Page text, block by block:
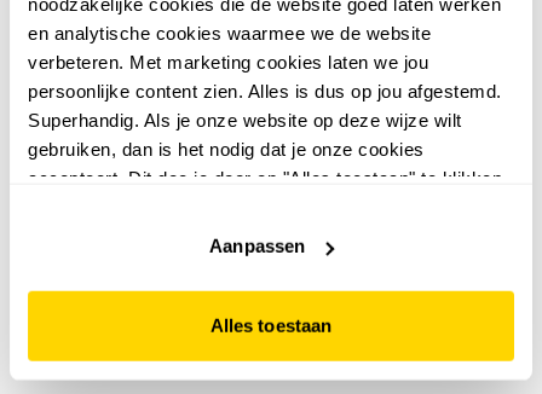
en analytische cookies waarmee we de website
verbeteren. Met marketing cookies laten we jou
persoonlijke content zien. Alles is dus op jou afgestemd.
Superhandig. Als je onze website op deze wijze wilt
gebruiken, dan is het nodig dat je onze cookies
accepteert. Dit doe je door op "Alles toestaan" te klikken.
website niet optimaal functioneert.
Aanpassen
Alles toestaan